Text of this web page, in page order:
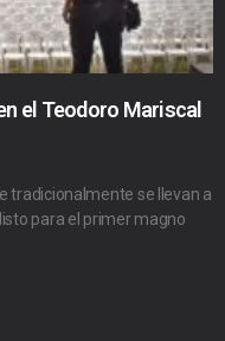
el Teodoro Mariscal
tradicionalmente se llevan a
para el primer magno